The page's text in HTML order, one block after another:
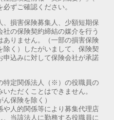
必ずご確認ください。
損害保険募集人、少額短期保
の保険契約締結の媒介を行う
りません。（一部の損害保険
く）したがいまして、保険契
込みに対して保険会社が承諾
特定関係法人（※）の役職員の
ただくことはできません。
保険を除く）
人的関係等により募集代理店
当該法人に勤務する役職員に